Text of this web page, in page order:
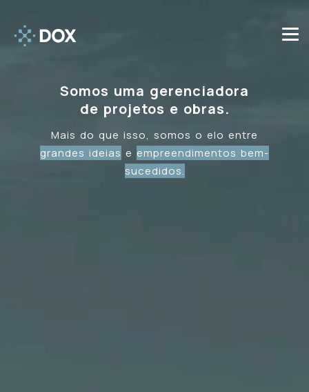
Somos uma gerenciadora
de projetos e obras.
Mais do que isso, somos o elo entre
grandes ideias e empreendimentos bem-
sucedidos.